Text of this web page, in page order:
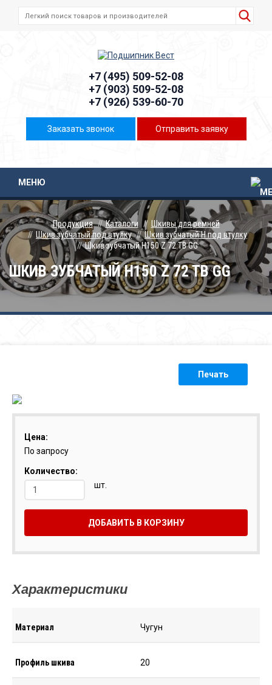
+7 (495) 509-52-08
+7 (903) 509-52-08
+7 (926) 539-60-70
Заказать звонок Отправить заявку
МЕНЮ
Продукция Каталоги
Шкивы для ремней
Шкив зубчатый под втулку
Шкив зубчатый H под втулку
Шкив зубчатый H150 Z 72 TB GG
ШКИВ ЗУБЧАТЫЙ H150 Z 72 TB GG
Печать
Цена:
По запросу
Количество:
шт.
ДОБАВИТЬ В КОРЗИНУ
Характеристики
Материал Чугун
Профиль шкива 20